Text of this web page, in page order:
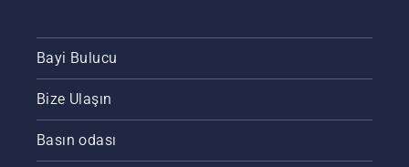
düşmesini
önler.
Bayi Bulucu
Bize Ulaşın
Basın odası